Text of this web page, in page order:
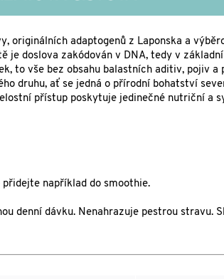
originálních adaptogenů z Laponska a
doslova zakódován v DNA, tedy v
to vše bez obsahu balastních aditiv, pojiv a
druhu, ať se jedná o přírodní bohatství
přístup poskytuje jedinečné nutriční a
například do smoothie.
denní dávku. Nenahrazuje pestrou stravu.